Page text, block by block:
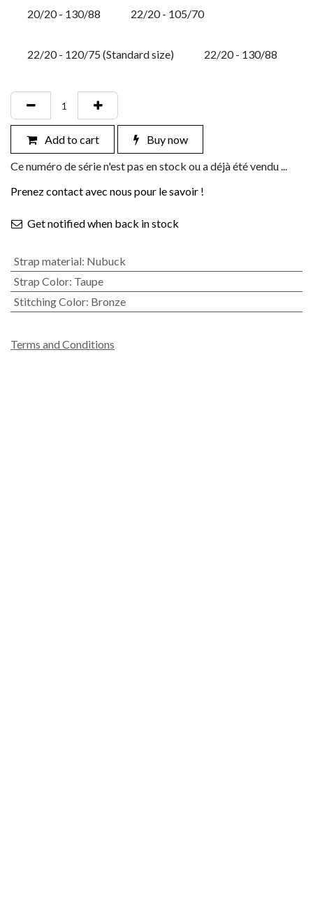
20/20 - 130/88 22/20 - 105/70
22/20 - 120/75 (Standard size) 22/20 - 130/88
Add to cart Buy now
Ce numéro de série n'est pas en stock ou a déjà été vendu ...
Prenez contact avec nous pour le savoir !
Get notified when back in stock
Strap material: Nubuck
Strap Color: Taupe
Stitching Color: Bronze
Terms and Conditions